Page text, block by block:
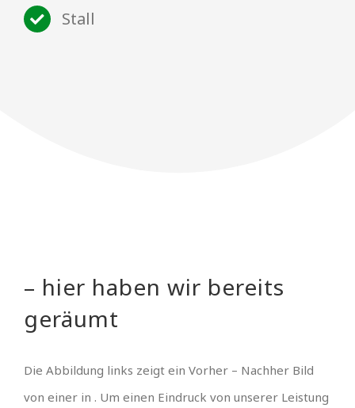
Stall
– hier haben wir bereits
geräumt
Die Abbildung links zeigt ein Vorher – Nachher Bild
von einer in . Um einen Eindruck von unserer Leistung